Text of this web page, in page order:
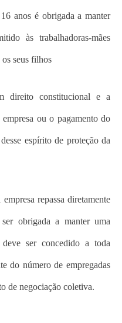
anos é obrigada a manter
às trabalhadoras-mães
seus filhos
direito constitucional e a
ou o pagamento do
espírito de proteção da
repassa diretamente
obrigada a manter uma
ser concedido a toda
do número de empregadas
de negociação coletiva.